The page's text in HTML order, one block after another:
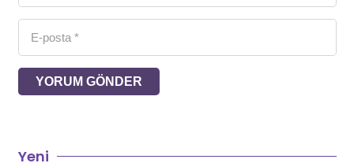
YORUM GÖNDER
Yeni